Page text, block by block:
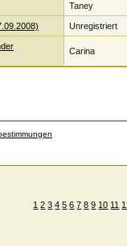
Taney
Unregistriert
Carina
1 2 3 4 5 6 7 8 9 10 11